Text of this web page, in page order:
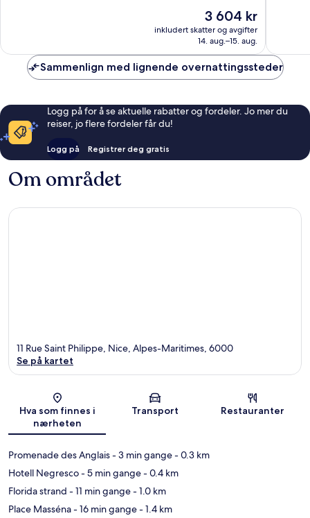
Prisen
er
3 604 kr
3 604 kr
inkludert skatter og avgifter
14. aug.–15. aug.
Sammenlign med lignende overnattingssteder
Logg på for å se aktuelle rabatter og fordeler. Jo mer du
reiser, jo flere fordeler får du!
Logg på Registrer deg gratis
Om området
Kart
11 Rue Saint Philippe, Nice, Alpes-Maritimes, 6000
Se på kartet
Hva som finnes i
nærheten
Transport Restauranter
Promenade des Anglais- 3 min gange- 0.3 km
Hotell Negresco- 5 min gange- 0.4 km
Florida strand - 11 min gange- 1.0 km
Place Masséna- 16 min gange- 1.4 km